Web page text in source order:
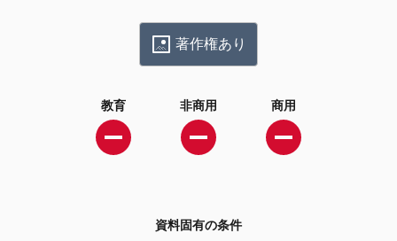
著作権あり
教育 非商用 商用
資料固有の条件